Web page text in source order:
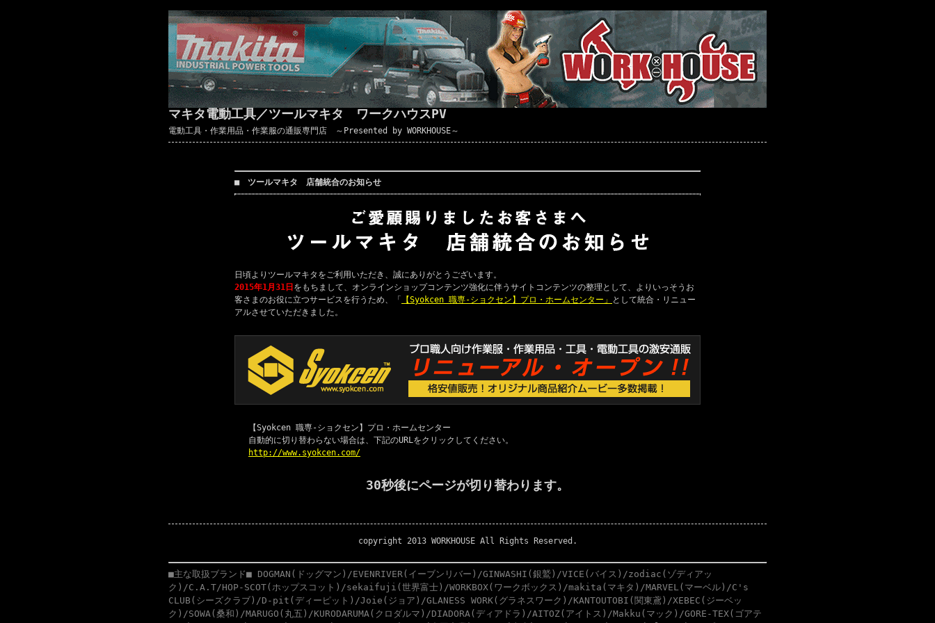
マキタ電動工具／ツールマキタ ワークハウスPV
電動工具・作業用品・作業服の通販専門店 ～Presented by WORKHOUSE～
■ ツールマキタ 店舗統合のお知らせ
日頃よりツールマキタをご利用いただき、誠にありがとうございます。
2015年1月31日 をもちまして、オンラインショップコンテンツ強化に伴うサイトコンテンツの整理として、よりいっそうお
客さまのお役に立つサービスを行うため、「
【Syokcen 職専-ショクセン】プロ・ホームセンター」
として統合・リニュー
アルさせていただきました。
【Syokcen 職専-ショクセン】プロ・ホームセンター
自動的に切り替わらない場合は、下記のURLをクリックしてください。
http://www.syokcen.com/
30秒後にページが切り替わります。
copyright 2013 WORKHOUSE All Rights Reserved.
■主な取扱ブランド■ DOGMAN(ドッグマン)/EVENRIVER(イーブンリバー)/GINWASHI(銀鷲)/VICE(バイス)/zodiac(ゾディアッ
ク)/C.A.T/HOP-SCOT(ホップスコット)/sekaifuji(世界富士)/WORKBOX(ワークボックス)/makita(マキタ)/MARVEL(マーベル)/C's
CLUB(シーズクラブ)/D-pit(ディーピット)/Joie(ジョア)/GLANESS WORK(グラネスワーク)/KANTOUTOBI(関東鳶)/XEBEC(ジーベッ
ク)/SOWA(桑和)/MARUGO(丸五)/KURODARUMA(クロダルマ)/DIADORA(ディアドラ)/AITOZ(アイトス)/Makku(マック)/GORE-TEX(ゴアテ